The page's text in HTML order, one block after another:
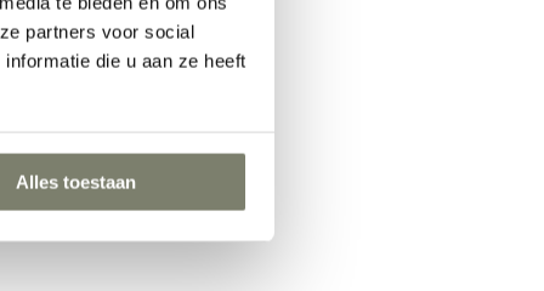
partners voor social
die u aan ze heeft
Alles toestaan